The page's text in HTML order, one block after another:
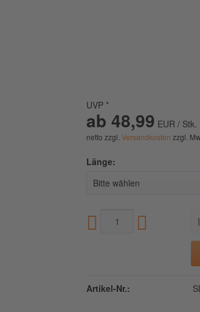
UVP *
ab 48,99 EUR / Stk.
netto zzgl.Versandkosten zzgl.
Länge:
Artikel-Nr.: